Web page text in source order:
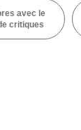
avec le
critiques